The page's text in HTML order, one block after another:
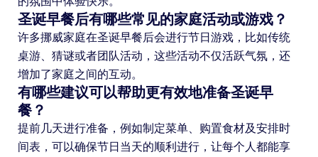
圣诞早餐后有哪些常见的家庭活动或游戏？
许多挪威家庭在圣诞早餐后会进行节日游戏，比如传统
桌游、猜谜或者团队活动，这些活动不仅活跃气氛，还
增加了家庭之间的互动。
有哪些建议可以帮助更有效地准备圣诞早
餐？
提前几天进行准备，例如制定菜单、购置食材及安排时
间表，可以确保节日当天的顺利进行，让每个人都能享